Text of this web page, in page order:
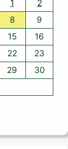
1
2
8
9
15
16
22
23
29
30